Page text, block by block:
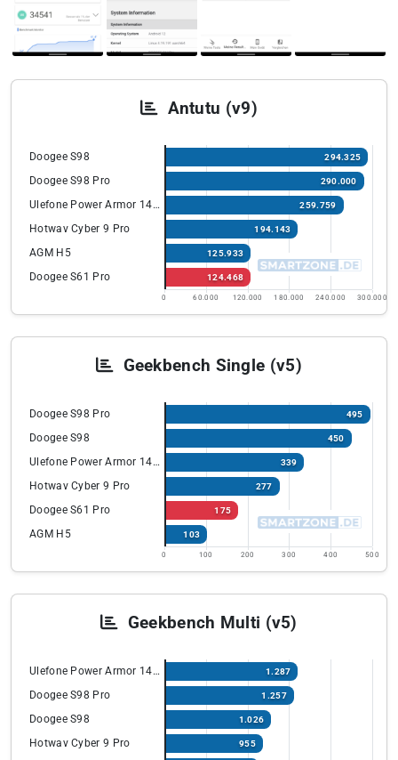
Antutu (v9)
Doogee S98 294.325
Doogee S98 Pro 290.000
Ulefone Power Armor 14 Pro 259.759
Hotwav Cyber 9 Pro 194.143
AGM H5 125.933
Doogee S61 Pro 124.468
0 60.000 120.000 180.000 240.000 300.000
Geekbench Single (v5)
Doogee S98 Pro 495
Doogee S98 450
Ulefone Power Armor 14 Pro 339
Hotwav Cyber 9 Pro 277
Doogee S61 Pro 175
AGM H5 103
0 100 200 300 400 500
Geekbench Multi (v5)
Ulefone Power Armor 14 Pro 1.287
Doogee S98 Pro 1.257
Doogee S98 1.026
Hotwav Cyber 9 Pro 955